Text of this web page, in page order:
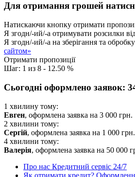
Для отримання грошей
Натискаючи кнопку отримати
Я згодн/-ий/-а отримувати розсилки
Я згодн/-ий/-а на зберігання та
сайтом»
Отримати пропозиції
Шаг: 1 из 8 - 12.50 %
Сьогодні оформлено заявок:
1 хвилину тому:
Евген, оформлена заявка на 3 000 грн.
2 хвилини тому:
Сергій, оформлена заявка на 1 000 грн.
4 хвилини тому:
Валерія, оформлена заявка на 50 000
Про нас Кредитний сервіс 24/7
Як отримати кредит?